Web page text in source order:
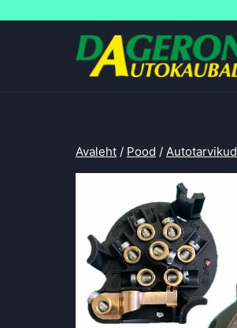
Avaleht / Pood / Autotarvikud